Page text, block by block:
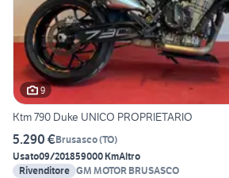
9
Ktm 790 Duke UNICO PROPRIETARIO
5.290 €Brusasco(TO)
Usato09/201859000 KmAltro
Rivenditore GM MOTOR BRUSASCO